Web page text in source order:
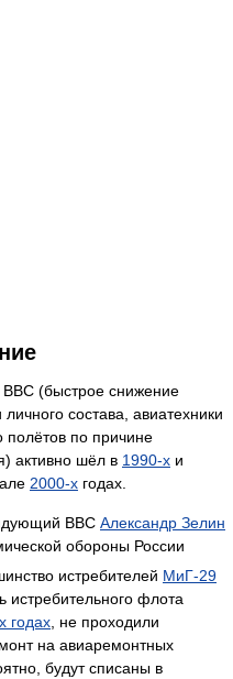
ВВС (быстрое снижение
состава, авиатехники
полётов по причине
активно шёл в 1990-х и
2000-х годах.
ВВС Александр Зелин
обороны России
истребителей МиГ-29
истребительного флота
годах , не проходили
на авиаремонтных
будут списаны в